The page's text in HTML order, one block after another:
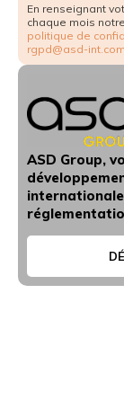
En renseignant
chaque mois
politique de
rgpd@asd-int.com
ASD Group,